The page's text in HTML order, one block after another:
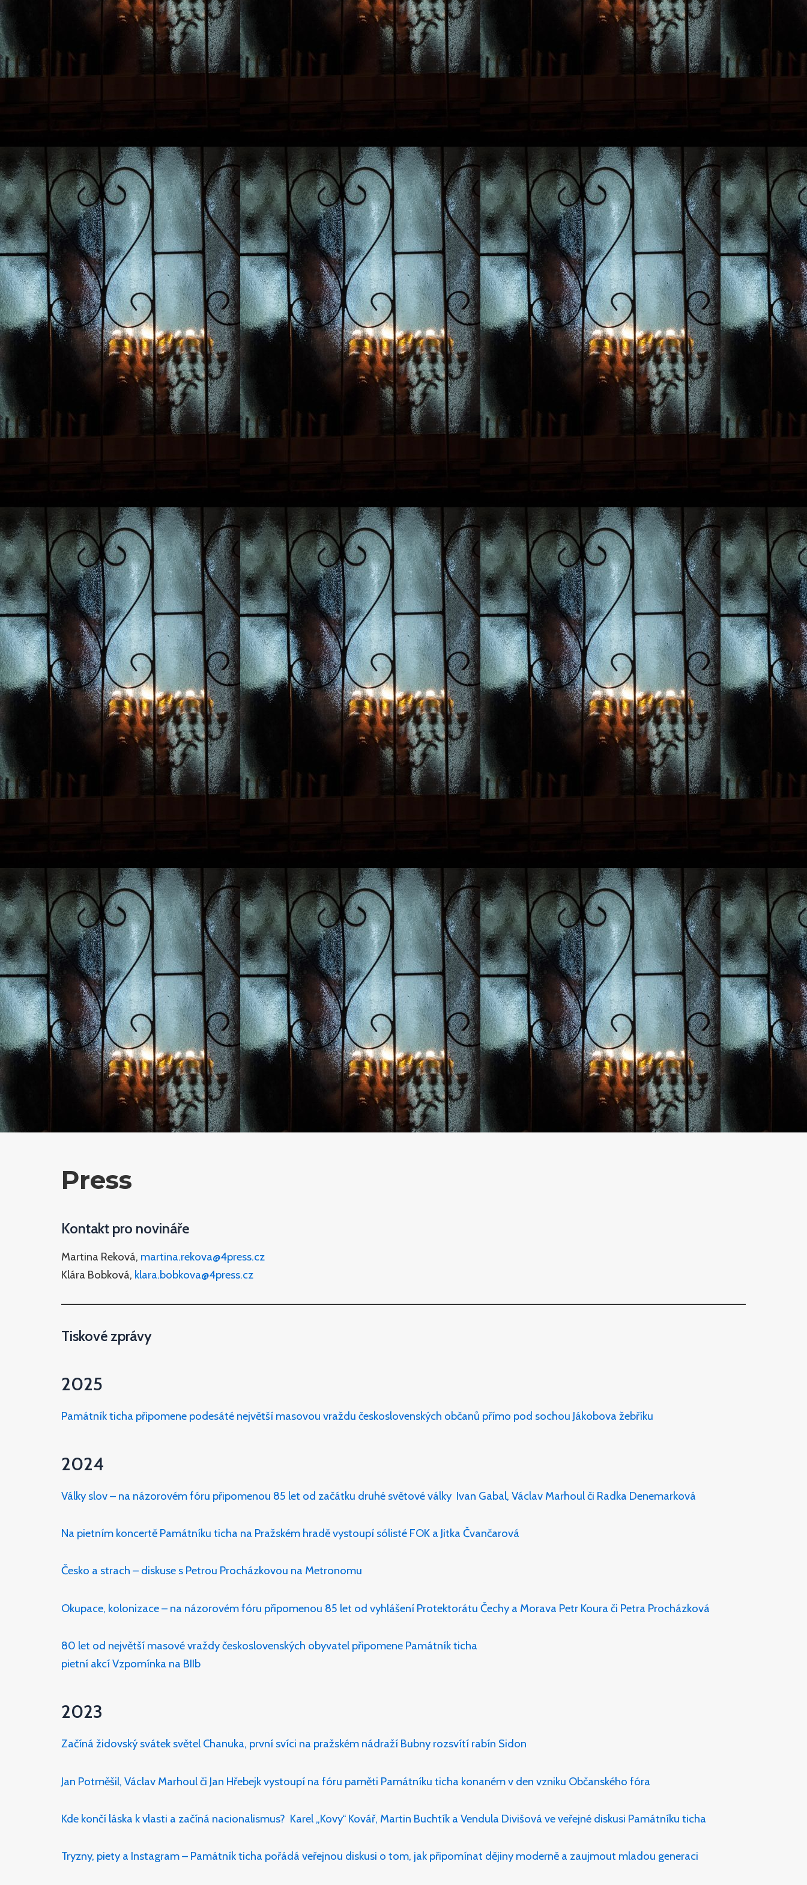
Press
Kontakt pro novináře
Martina Reková, martina.rekova@4press.cz
Klára Bobková, klara.bobkova@4press.cz
Tiskové zprávy
2025
Památník ticha připomene podesáté největší masovou vraždu československých občanů přímo pod sochou Jákobova žebříku
2024
Války slov – na názorovém fóru připomenou 85 let od začátku druhé světové války Ivan Gabal, Václav Marhoul či Radka Denemarková
Na pietním koncertě Památníku ticha na Pražském hradě vystoupí sólisté FOK a Jitka Čvančarová
Česko a strach – diskuse s Petrou Procházkovou na Metronomu
Okupace, kolonizace – na názorovém fóru připomenou 85 let od vyhlášení Protektorátu Čechy a Morava Petr Koura či Petra Procházková
80 let od největší masové vraždy československých obyvatel připomene Památník ticha
pietní akcí Vzpomínka na BIIb
2023
Začíná židovský svátek světel Chanuka, první svíci na pražském nádraží Bubny rozsvítí rabín Sidon
Jan Potměšil, Václav Marhoul či Jan Hřebejk vystoupí na fóru paměti Památníku ticha konaném v den vzniku Občanského fóra
Kde končí láska k vlasti a začíná nacionalismus? Karel „Kovy“ Kovář, Martin Buchtík a Vendula Divišová ve veřejné diskusi Památníku ticha
Tryzny, piety a Instagram – Památník ticha pořádá veřejnou diskusi o tom, jak připomínat dějiny moderně a zaujmout mladou generaci